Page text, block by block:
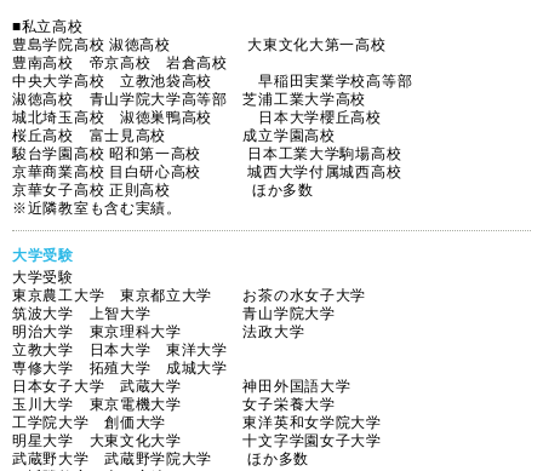
■私立高校
豊島学院高校 淑徳高校 大東文化大第一高校
豊南高校 帝京高校 岩倉高校
中央大学高校 立教池袋高校 早稲田実業学校高等部
淑徳高校 青山学院大学高等部 芝浦工業大学高校
城北埼玉高校 淑徳巣鴨高校 日本大学櫻丘高校
桜丘高校 富士見高校 成立学園高校
駿台学園高校 昭和第一高校 日本工業大学駒場高校
京華商業高校 目白研心高校 城西大学付属城西高校
京華女子高校 正則高校 ほか多数
※近隣教室も含む実績。
大学受験
大学受験
東京農工大学 東京都立大学 お茶の水女子大学
筑波大学 上智大学 青山学院大学
明治大学 東京理科大学 法政大学
立教大学 日本大学 東洋大学
専修大学 拓殖大学 成城大学
日本女子大学 武蔵大学 神田外国語大学
玉川大学 東京電機大学 女子栄養大学
工学院大学 創価大学 東洋英和女学院大学
明星大学 大東文化大学 十文字学園女子大学
武蔵野大学 武蔵野学院大学 ほか多数